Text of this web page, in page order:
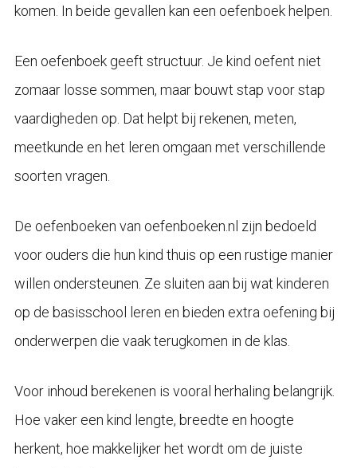
komen. In beide gevallen kan een oefenboek helpen.
Een oefenboek geeft structuur. Je kind oefent niet
zomaar losse sommen, maar bouwt stap voor stap
vaardigheden op. Dat helpt bij rekenen, meten,
meetkunde en het leren omgaan met verschillende
soorten vragen.
De oefenboeken van oefenboeken.nl zijn bedoeld
voor ouders die hun kind thuis op een rustige manier
willen ondersteunen. Ze sluiten aan bij wat kinderen
op de basisschool leren en bieden extra oefening bij
onderwerpen die vaak terugkomen in de klas.
Voor inhoud berekenen is vooral herhaling belangrijk.
Hoe vaker een kind lengte, breedte en hoogte
herkent, hoe makkelijker het wordt om de juiste